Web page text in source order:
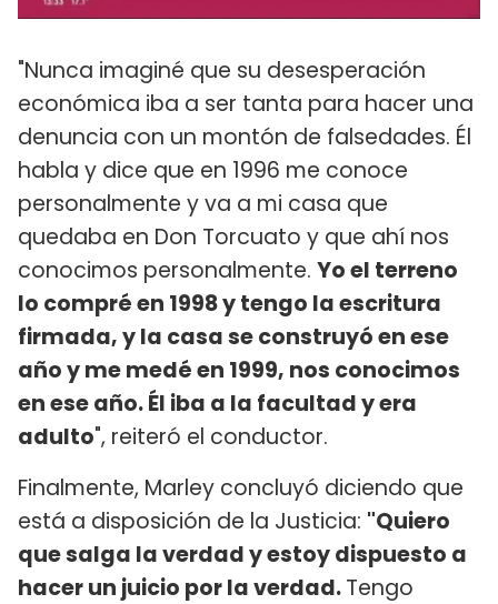
"Nunca imaginé que su desesperación
económica iba a ser tanta para hacer una
denuncia con un montón de falsedades. Él
habla y dice que en 1996 me conoce
personalmente y va a mi casa que
quedaba en Don Torcuato y que ahí nos
conocimos personalmente. Yo el terreno
lo compré en 1998 y tengo la escritura
firmada, y la casa se construyó en ese
año y me medé en 1999, nos conocimos
en ese año. Él iba a la facultad y era
adulto", reiteró el conductor.
Finalmente, Marley concluyó diciendo que
está a disposición de la Justicia: "Quiero
que salga la verdad y estoy dispuesto a
hacer un juicio por la verdad.Tengo